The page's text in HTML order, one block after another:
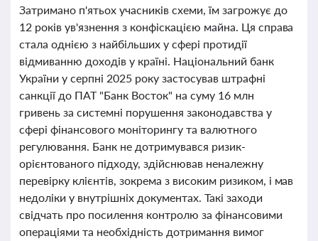
Затримано п'ятьох учасників схеми, їм загрожує до
12 років ув'язнення з конфіскацією майна. Ця справа
стала однією з найбільших у сфері протидії
відмиванню доходів у країні. Національний банк
України у серпні 2025 року застосував штрафні
санкції до ПАТ "Банк Восток" на суму 16 млн
гривень за системні порушення законодавства у
сфері фінансового моніторингу та валютного
регулювання. Банк не дотримувався ризик-
орієнтованого підходу, здійснював неналежну
перевірку клієнтів, зокрема з високим ризиком, і мав
недоліки у внутрішніх документах. Такі заходи
свідчать про посилення контролю за фінансовими
операціями та необхідність дотримання вимог